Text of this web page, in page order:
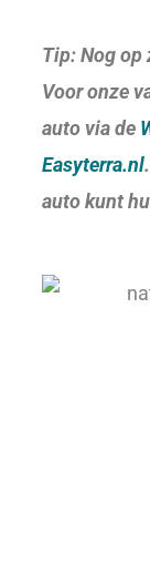
Tip: Nog op
Voor onze
auto via de
Easyterra.nl
auto kunt